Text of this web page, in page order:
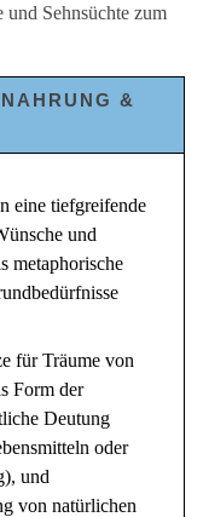
Sehnsüchte zum
&
eine tiefgreifende
und
metaphorische
für Träume von
Form der
Deutung
oder
und
von natürlichen